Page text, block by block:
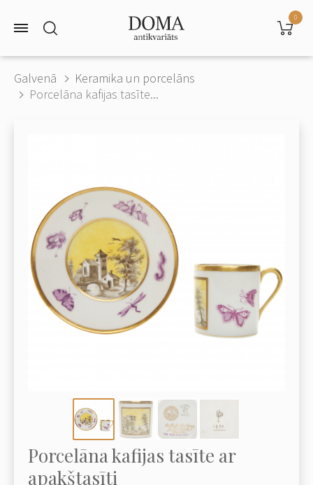
0
Galvenā
Keramika un porcelāns
Porcelāna kafijas tasīte...
Porcelāna kafijas tasīte ar
apakštasīti